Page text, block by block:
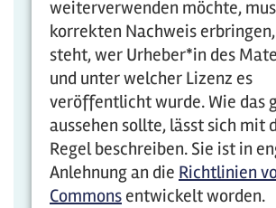
weiterverwenden möchte,
korrekten Nachweis
steht, wer Urheber*in des
und unter welcher Lizenz es
veröffentlicht wurde. Wie das
aussehen sollte, lässt sich mit
Regel beschreiben. Sie ist in
Anlehnung an die Richtlinien
Commons entwickelt worden.